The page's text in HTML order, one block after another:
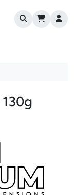
User account